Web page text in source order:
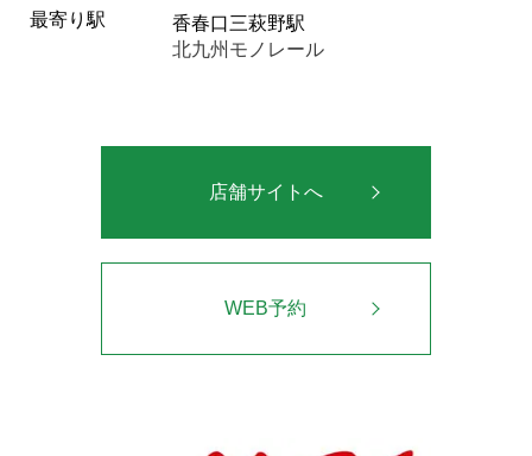
最寄り駅
香春口三萩野駅
北九州モノレール
店舗サイトへ
WEB予約